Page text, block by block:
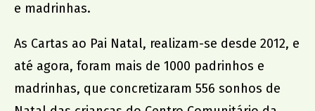
e madrinhas.
As Cartas ao Pai Natal, realizam-se desde 2012, e
até agora, foram mais de 1000 padrinhos e
madrinhas, que concretizaram 556 sonhos de